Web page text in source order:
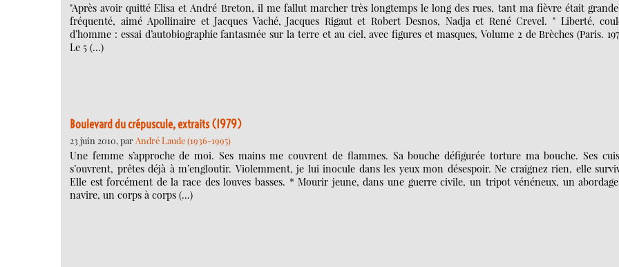
"Après avoir quitté Elisa et André Breton, il me fallut marcher très longtemps le long des rues, tant ma fièvre était
fréquenté, aimé Apollinaire et Jacques Vaché, Jacques Rigaut et Robert Desnos, Nadja et René Crevel. " Liberté,
d’homme : essai d’autobiographie fantasmée sur la terre et au ciel, avec figures et masques, Volume 2 de Brèches (Paris.
Le 5 (…)
Boulevard du crépuscule, extraits (1979)
23 juin 2010, parAndré Laude (1936-1995)
Une femme s’approche de moi. Ses mains me couvrent de flammes. Sa bouche défigurée torture ma bouche. Ses
s’ouvrent, prêtes déjà à m’engloutir. Violemment, je lui inocule dans les yeux mon désespoir. Ne craignez rien, elle
Elle est forcément de la race des louves basses. * Mourir jeune, dans une guerre civile, un tripot vénéneux, un
navire, un corps à corps (…)